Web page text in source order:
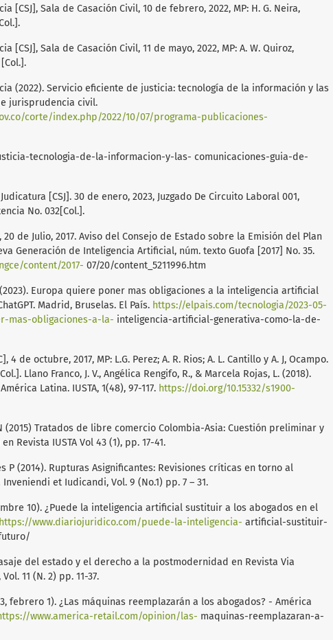
[CSJ], Sala de Casación Civil, 10 de febrero, 2022, MP: H. G. Neira,
[CSJ], Sala de Casación Civil, 11 de mayo, 2022, MP: A. W. Quiroz,
[Col.].
(2022). Servicio eficiente de justicia: tecnología de la información y las
jurisprudencia civil.
corte/index.php/2022/10/07/programa-publicaciones-
tecnologia-de-la-informacion-y-las- comunicaciones-guia-de-
[CSJ]. 30 de enero, 2023, Juzgado De Circuito Laboral 001,
No. 032[Col.].
20 de Julio, 2017. Aviso del Consejo de Estado sobre la Emisión del Plan
Generación de Inteligencia Artificial, núm. texto Guofa [2017] No. 35.
content/2017- 07/20/content_5211996.htm
(2023). Europa quiere poner mas obligaciones a la inteligencia artificial
Madrid, Bruselas. El País. https://elpais.com/tecnologia/2023-05-
mas-obligaciones-a-la- inteligencia-artificial-generativa-como-la-de-
4 de octubre, 2017, MP: L.G. Perez; A. R. Rios; A. L. Cantillo y A. J, Ocampo.
Llano Franco, J. V., Angélica Rengifo, R., & Marcela Rojas, L. (2018).
Latina. IUSTA, 1(48), 97-117. https://doi.org/10.15332/s1900-
(2015) Tratados de libre comercio Colombia-Asia: Cuestión preliminar y
Revista IUSTA Vol 43 (1), pp. 17-41.
P (2014). Rupturas Asignificantes: Revisiones críticas en torno al
et Iudicandi, Vol. 9 (No.1) pp. 7 – 31.
10). ¿Puede la inteligencia artificial sustituir a los abogados en el
https://www.diariojuridico.com/puede-la-inteligencia- artificial-sustituir-
del estado y el derecho a la postmodernidad en Revista Via
11 (N. 2) pp. 11-37.
febrero 1). ¿Las máquinas reemplazarán a los abogados? - América
www.america-retail.com/opinion/las- maquinas-reemplazaran-a-